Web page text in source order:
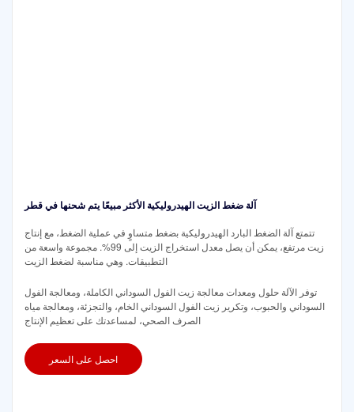
آلة ضغط الزيت الهيدروليكية الأكثر مبيعًا يتم شحنها في قطر
تتمتع آلة الضغط البارد الهيدروليكية بضغط متساوٍ في عملية الضغط، مع إنتاج
زيت مرتفع، يمكن أن يصل معدل استخراج الزيت إلى 99%. مجموعة واسعة من
التطبيقات. وهي مناسبة لضغط الزيت
توفر الآلة حلول ومعدات معالجة زيت الفول السوداني الكاملة، ومعالجة الفول
السوداني والحبوب، وتكرير زيت الفول السوداني الخام، والتجزئة، ومعالجة مياه
الصرف الصحي، لمساعدتك على تعظيم الإنتاج
احصل على السعر